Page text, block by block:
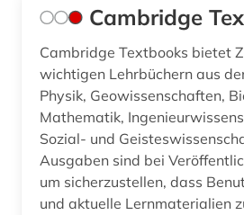
wissenschaftsgeschichte (4)
wörterbuch (9)
wörterbuch
zahlentheorie (1)
zeitreihen (1)
zeitschrift (9)
Cambridge
Cambridge Textbooks bietet
wichtigen Lehrbüchern aus
Physik, Geowissenschaften,
Mathematik,
Sozial- und
Ausgaben sind bei
um sicherzustellen, dass
und aktuelle Lernmaterialien